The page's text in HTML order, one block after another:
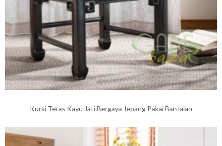
Kursi Teras Kayu Jati Bergaya Jepang Pakai Bantalan